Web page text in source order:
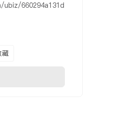
660294a131d
藏